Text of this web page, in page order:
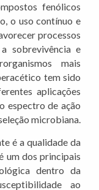
fenólicos
o uso contínuo e
processos
sobrevivência e
mais
tem sido
aplicações
espectro de ação
microbiana.
é a qualidade da
um dos principais
dentro da
ao